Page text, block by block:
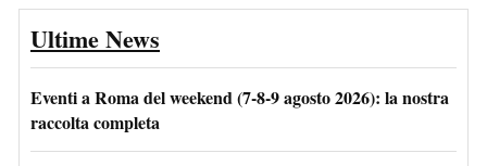
Ultime News
Eventi a Roma del weekend (7-8-9 agosto 2026): la nostra
raccolta completa